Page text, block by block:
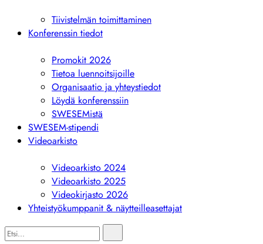
alivalikkoTiivistelmän toimittaminen
Konferenssin tiedot
alivalikkoPromokit 2026
Tietoa luennoitsijoille
Organisaatio ja yhteystiedot
Löydä konferenssiin
SWESEMistä
SWESEM-stipendi
Videoarkisto
alivalikkoVideoarkisto 2024
Videoarkisto 2025
Videokirjasto 2026
Yhteistyökumppanit & näytteilleasettajat
Etsi...